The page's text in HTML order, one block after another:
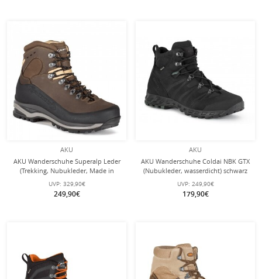
AKU
AKU Wanderschuhe Superalp Leder
(Trekking, Nubukleder, Made in
Italy) braun Herren
UVP: 329,90€
249,90€
AKU
AKU Wanderschuhe Coldai NBK GTX
(Nubukleder, wasserdicht) schwarz
Herren
UVP: 249,90€
179,90€